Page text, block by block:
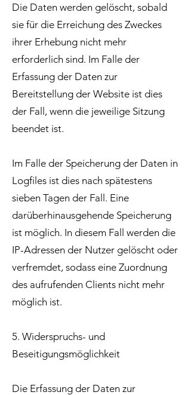
Die Daten werden gelöscht, sobald
sie für die Erreichung des Zweckes
ihrer Erhebung nicht mehr
erforderlich sind. Im Falle der
Erfassung der Daten zur
Bereitstellung der Website ist dies
der Fall, wenn die jeweilige Sitzung
beendet ist.
Im Falle der Speicherung der Daten in
Logfiles ist dies nach spätestens
sieben Tagen der Fall. Eine
darüberhinausgehende Speicherung
ist möglich. In diesem Fall werden die
IP-Adressen der Nutzer gelöscht oder
verfremdet, sodass eine Zuordnung
des aufrufenden Clients nicht mehr
möglich ist.
5. Widerspruchs- und
Beseitigungsmöglichkeit
Die Erfassung der Daten zur